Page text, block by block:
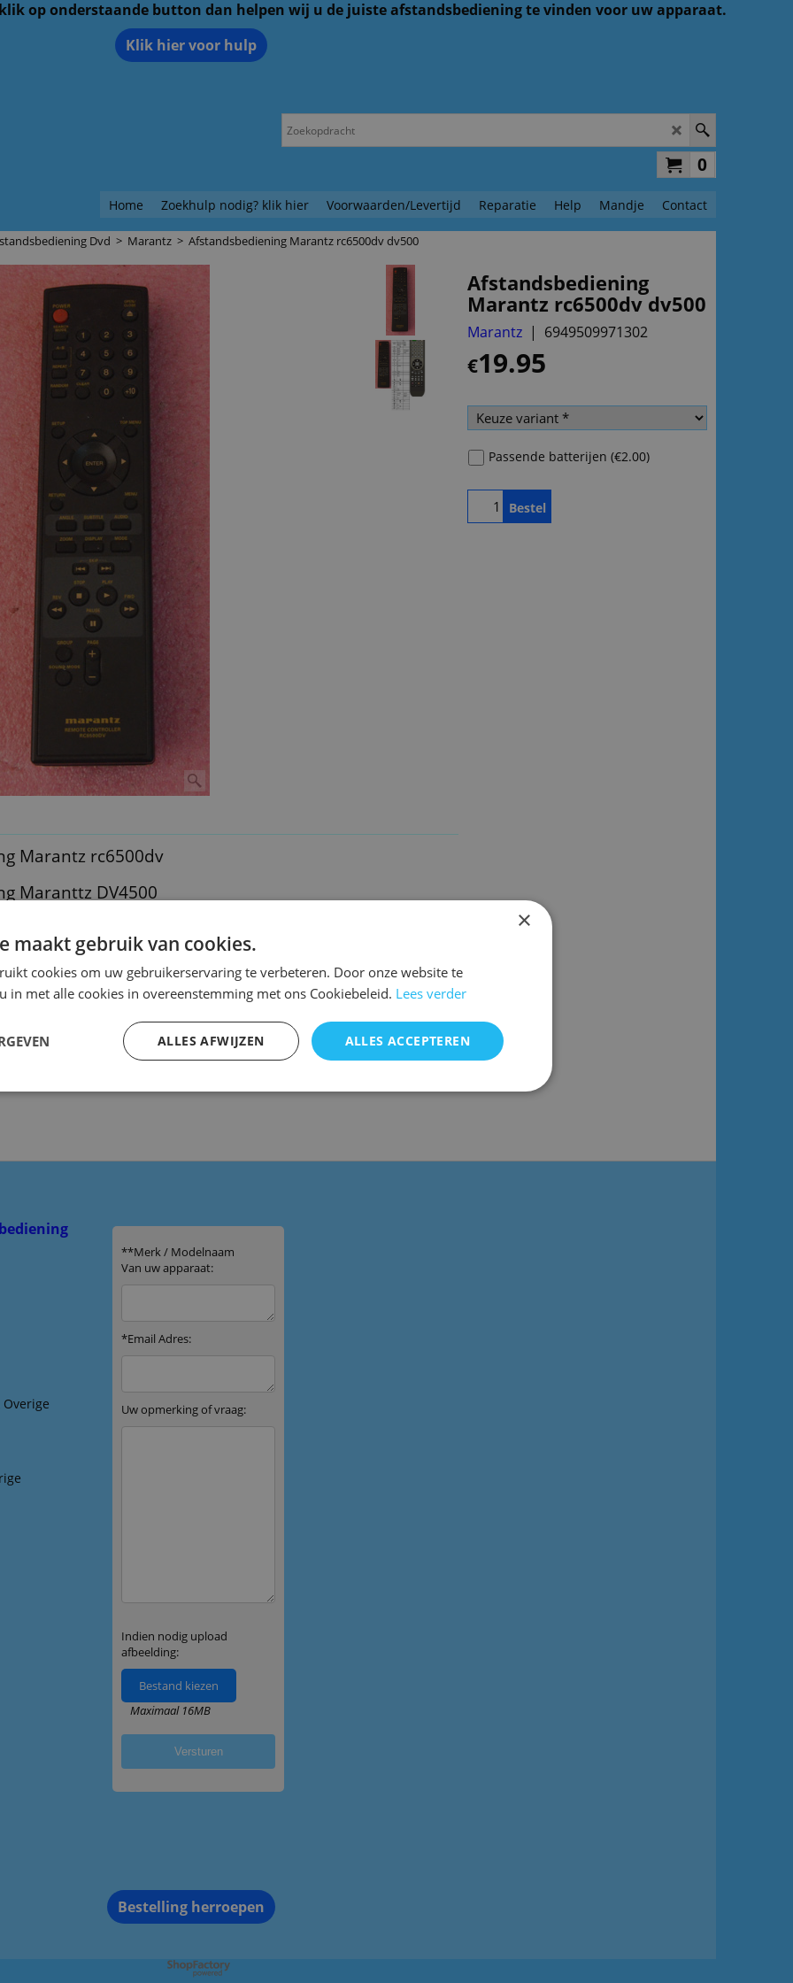
op onderstaande button dan helpen wij u de juiste afstandsbediening te vinden voor uw apparaat.
Klik hier voor hulp
0
Home Zoekhulp nodig? klik hier Voorwaarden/Levertijd Reparatie Help Mandje Contact
Dvd > Marantz > Afstandsbediening Marantz rc6500dv dv500
Afstandsbediening
Marantz rc6500dv dv500
Marantz 6949509971302
€19.95
Passende batterijen (€2.00)
Bestel
Marantz rc6500dv
Maranttz DV4500
rc6500dv
: 3
kopie van de originele met precies dezelfde functies
en is speciaal voor dit model gemaakt en werkt ook
model. ( zie foto 2 )
Overige
Bestelling herroepen
Webwinkel gemaakt met ShopFactory webwinkel software.
×
maakt gebruik van cookies.
cookies om uw gebruikerservaring te verbeteren. Door onze website te
in met alle cookies in overeenstemming met ons Cookiebeleid. Lees verder
ALLES ACCEPTEREN
ALLES AFWIJZEN